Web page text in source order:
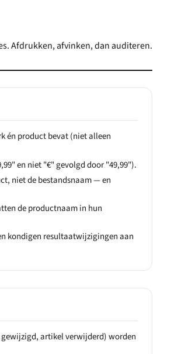
Afdrukken, afvinken, dan auditeren.
én product bevat (niet alleen
en niet "€" gevolgd door "49,99").
niet de bestandsnaam — en
de productnaam in hun
kondigen resultaatwijzigingen aan
artikel verwijderd) worden